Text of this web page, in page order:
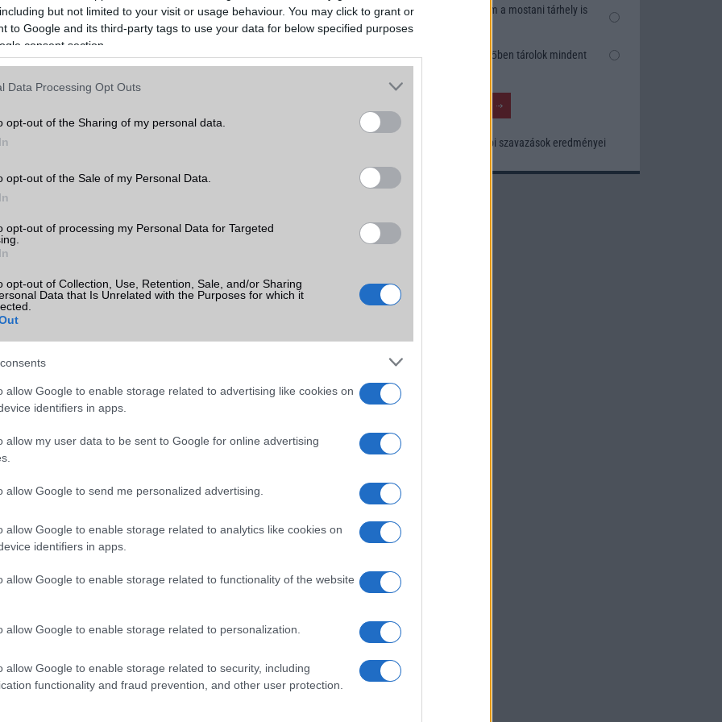
but not limited to your visit or usage behaviour. You may click to grant or
to Google and its third-party tags to use your data for below specified purposes
consent section.
Data Processing Opt Outs
opt-out of the Sharing of my personal data.
opt-out of the Sale of my Personal Data.
opt-out of processing my Personal Data for Targeted
opt-out of Collection, Use, Retention, Sale, and/or Sharing
Data that Is Unrelated with the Purposes for which it
allow Google to enable storage related to advertising like cookies on
identifiers in apps.
allow my user data to be sent to Google for online advertising
allow Google to send me personalized advertising.
allow Google to enable storage related to analytics like cookies on
identifiers in apps.
allow Google to enable storage related to functionality of the website
allow Google to enable storage related to personalization.
allow Google to enable storage related to security, including
functionality and fraud prevention, and other user protection.
Telefonguru legfrissebb híreiért!
linkek:
kiemelt ajánlatok
S26 Samsung Galaxy A56
Euro Gsm
Samsung Galaxy S25
népszerű Samsung
készülék kimarad a
9 frissítésből – itt a
új mesterséges
ekkor rántja le a leplet az
Apple az új csúcsmobilokról
A szeptemberi eseményen az iPhone 18 Pro
modellek mellett a régóta pletykált
Nem, nekem a mostani tárhely is
Inkább felhőben tárolok mindent
Korábbi szavazások eredményei